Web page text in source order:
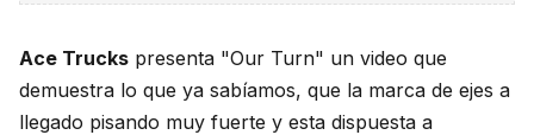
Ace Trucks presenta "Our Turn" un video que
demuestra lo que ya sabíamos, que la marca de ejes a
llegado pisando muy fuerte y esta dispuesta a